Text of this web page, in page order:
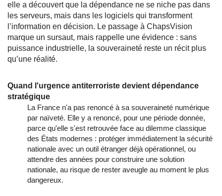
elle a découvert que la dépendance ne se niche pas dans
les serveurs, mais dans les logiciels qui transforment
l’information en décision. Le passage à ChapsVision
marque un sursaut, mais rappelle une évidence : sans
puissance industrielle, la souveraineté reste un récit plus
qu’une réalité.
Quand l'urgence antiterroriste devient dépendance
stratégique
La France n'a pas renoncé à sa souveraineté numérique
par naïveté. Elle y a renoncé, pour une période donnée,
parce qu'elle s'est retrouvée face au dilemme classique
des États modernes : protéger immédiatement la sécurité
nationale avec un outil étranger déjà opérationnel, ou
attendre des années pour construire une solution
nationale, au risque de rester aveugle au moment le plus
dangereux.